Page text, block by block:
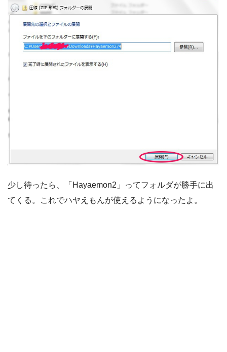
少し待ったら、「Hayaemon2」ってフォルダが勝手に出
てくる。これでハヤえもんが使えるようになったよ。